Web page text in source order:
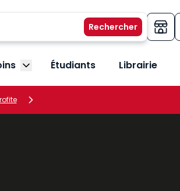
menu Vos métiers
Afficher le sous-menu Vos besoins
Étudiants Librairie